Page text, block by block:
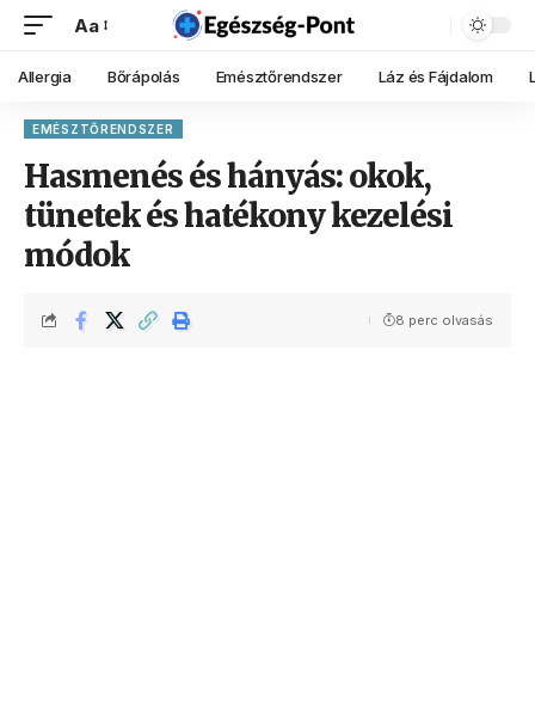
Aa
Allergia Bőrápolás Emésztőrendszer Láz és Fájdalom
EMÉSZTŐRENDSZER
Hasmenés és hányás: okok,
tünetek és hatékony kezelési
módok
8 perc olvasás